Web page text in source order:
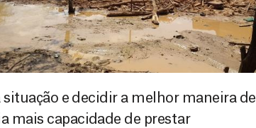
e decidir a melhor maneira de
mais capacidade de prestar